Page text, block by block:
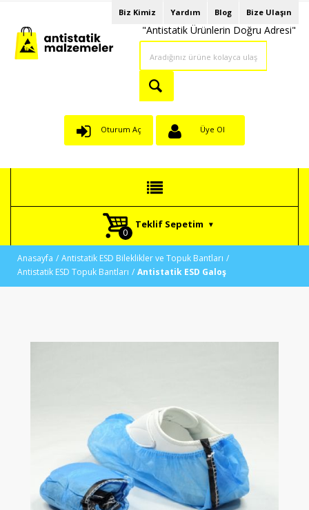
Biz Kimiz Yardım Blog Bize Ulaşın
"Antistatik Ürünlerin Doğru Adresi"
Oturum Aç Üye Ol
Teklif Sepetim
Anasayfa
Antistatik ESD Bileklikler ve Topuk Bantları
Antistatik ESD Topuk Bantları
Antistatik ESD Galoş